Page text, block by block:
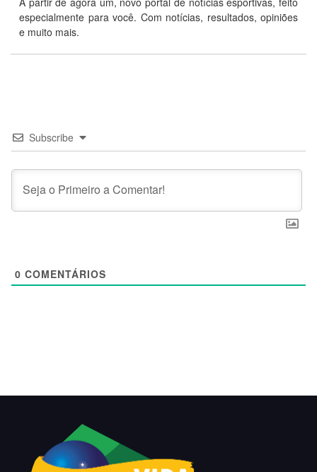
especialmente para você. Com notícias, resultados, opiniões
e muito mais.
Subscribe
0 COMENTÁRIOS